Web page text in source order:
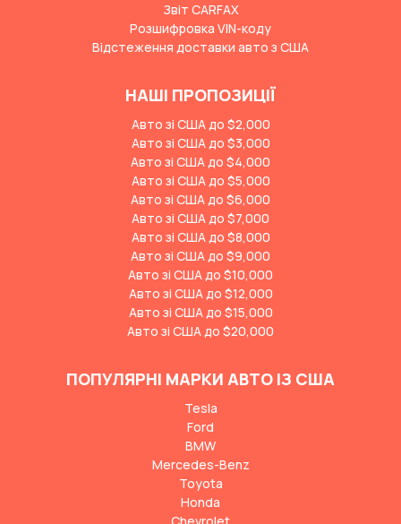
Звіт CARFAX
Розшифровка VIN-коду
Відстеження доставки авто з США
НАШІ ПРОПОЗИЦІЇ
Авто зі США до $2,000
Авто зі США до $3,000
Авто зі США до $4,000
Авто зі США до $5,000
Авто зі США до $6,000
Авто зі США до $7,000
Авто зі США до $8,000
Авто зі США до $9,000
Авто зі США до $10,000
Авто зі США до $12,000
Авто зі США до $15,000
Авто зі США до $20,000
ПОПУЛЯРНІ МАРКИ АВТО ІЗ США
Tesla
Ford
BMW
Mercedes-Benz
Toyota
Honda